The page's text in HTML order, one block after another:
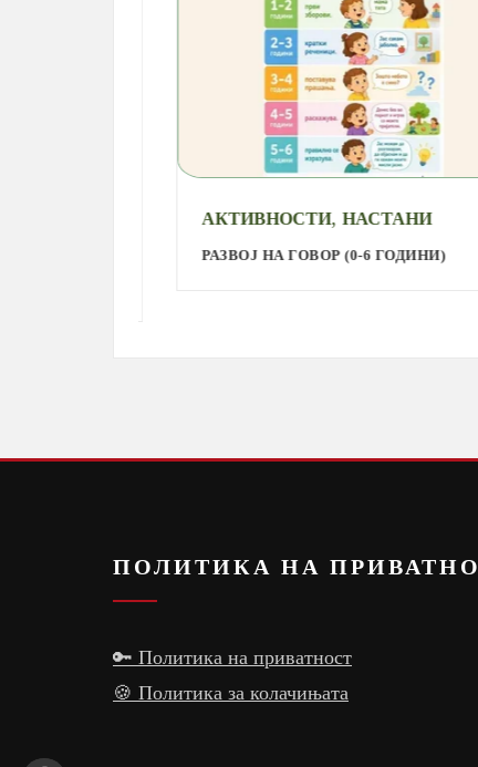
АКТИВНОСТИ,НАСТАНИ
РАЗВОЈ НА ГОВОР (0-6 ГОДИНИ)
ПОЛИТИКА НА
🔑 Политика на приватност
🍪 Политика за колачињата